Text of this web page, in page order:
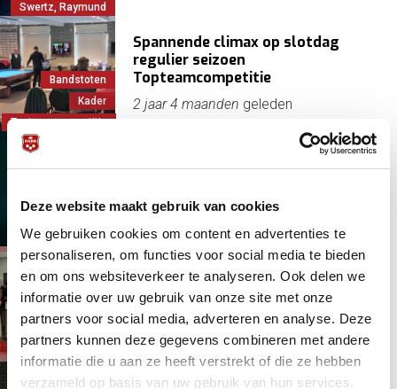
Deze website maakt gebruik van cookies
We gebruiken cookies om content en advertenties te
personaliseren, om functies voor social media te bieden
en om ons websiteverkeer te analyseren. Ook delen we
informatie over uw gebruik van onze site met onze
partners voor social media, adverteren en analyse. Deze
partners kunnen deze gegevens combineren met andere
informatie die u aan ze heeft verstrekt of die ze hebben
verzameld op basis van uw gebruik van hun services.
Swertz, Raymund
Bandstoten
Kader
Topteamcompetitie
Spannende climax op slotdag
regulier seizoen
Topteamcompetitie
2 jaar 4 maanden geleden
Kader
4 april 2024 - 11:00
Harold Megens maakt ongekende
indruk in Castricum
2 jaar 4 maandengeleden